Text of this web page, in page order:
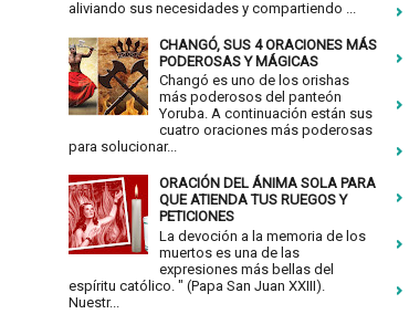
aliviando sus necesidades y compartiendo ...
CHANGÓ, SUS 4 ORACIONES MÁS
PODEROSAS Y MÁGICAS
Changó es uno de los orishas
más poderosos del panteón
Yoruba. A continuación están sus
cuatro oraciones más poderosas
para solucionar...
ORACIÓN DEL ÁNIMA SOLA PARA
QUE ATIENDA TUS RUEGOS Y
PETICIONES
La devoción a la memoria de los
muertos es una de las
expresiones más bellas del
espíritu católico. " (Papa San Juan XXIII).
Nuestr...